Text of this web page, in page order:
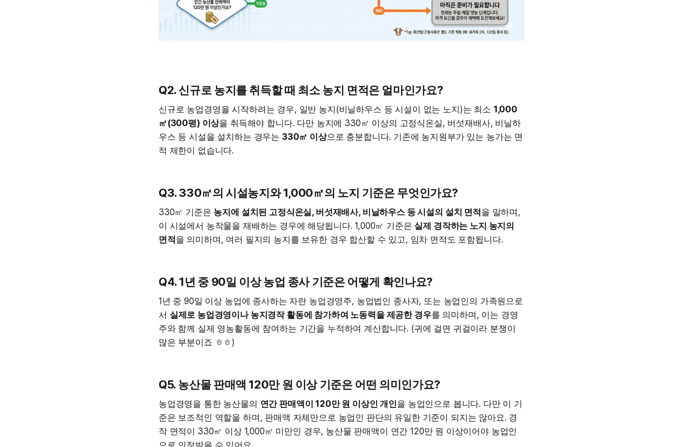
Q2. 신규로 농지를 취득할 때 최소 농지 면적은 얼마인가요?
신규로 농업경영을 시작하려는 경우, 일반 농지(비닐하우스 등 시설이 없는 노지)는 최소 1,000
㎡(300평) 이상을 취득해야 합니다. 다만 농지에 330㎡ 이상의 고정식온실, 버섯재배사, 비닐하
우스 등 시설을 설치하는 경우는 330㎡ 이상으로 충분합니다. 기존에 농지원부가 있는 농가는 면
적 제한이 없습니다.
Q3. 330㎡의 시설농지와 1,000㎡의 노지 기준은 무엇인가요?
330㎡ 기준은 농지에 설치된 고정식온실, 버섯재배사, 비닐하우스 등 시설의 설치 면적을 말하며,
이 시설에서 농작물을 재배하는 경우에 해당됩니다. 1,000㎡ 기준은 실제 경작하는 노지 농지의
면적을 의미하며, 여러 필지의 농지를 보유한 경우 합산할 수 있고, 임차 면적도 포함됩니다.
Q4. 1년 중 90일 이상 농업 종사 기준은 어떻게 확인나요?
1년 중 90일 이상 농업에 종사하는 자란 농업경영주, 농업법인 종사자, 또는 농업인의 가족원으로
서 실제로 농업경영이나 농지경작 활동에 참가하여 노동력을 제공한 경우를 의미하며, 이는 경영
주와 함께 실제 영농활동에 참여하는 기간을 누적하여 계산합니다. (귀에 걸면 귀걸이라 분쟁이
많은 부분이죠 ㅎㅎ)
Q5. 농산물 판매액 120만 원 이상 기준은 어떤 의미인가요?
농업경영을 통한 농산물의 연간 판매액이 120만 원 이상인 개인을 농업인으로 봅니다. 다만 이 기
준은 보조적인 역할을 하며, 판매액 자체만으로 농업인 판단의 유일한 기준이 되지는 않아요. 경
작 면적이 330㎡ 이상 1,000㎡ 미만인 경우, 농산물 판매액이 연간 120만 원 이상이어야 농업인
으로 인정받을 수 있어요.